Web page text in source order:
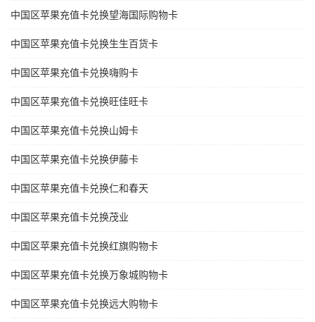
中国区苹果充值卡兑换望海国际购物卡
中国区苹果充值卡兑换生生百货卡
中国区苹果充值卡兑换嗨购卡
中国区苹果充值卡兑换旺佳旺卡
中国区苹果充值卡兑换山姆卡
中国区苹果充值卡兑换伊藤卡
中国区苹果充值卡兑换仁和春天
中国区苹果充值卡兑换茂业
中国区苹果充值卡兑换红旗购物卡
中国区苹果充值卡兑换万象城购物卡
中国区苹果充值卡兑换远大购物卡